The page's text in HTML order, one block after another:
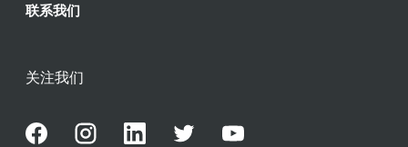
联系我们
关注我们